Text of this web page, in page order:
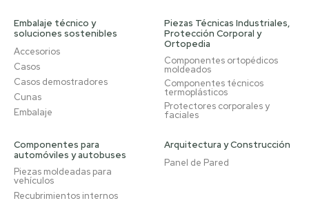
Embalaje técnico y
soluciones sostenibles
Accesorios
Casos
Casos demostradores
Cunas
Embalaje
Piezas Técnicas Industriales,
Protección Corporal y
Ortopedia
Componentes ortopédicos
moldeados
Componentes técnicos
termoplásticos
Protectores corporales y
faciales
Componentes para
automóviles y autobuses
Piezas moldeadas para
vehículos
Recubrimientos internos
Arquitectura y Construcción
Panel de Pared